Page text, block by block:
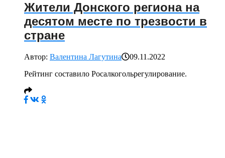
Жители Донского региона на
десятом месте по трезвости в
стране
Автор: Валентина Лагутина
09.11.2022
Рейтинг составило Росалкогольрегулирование.